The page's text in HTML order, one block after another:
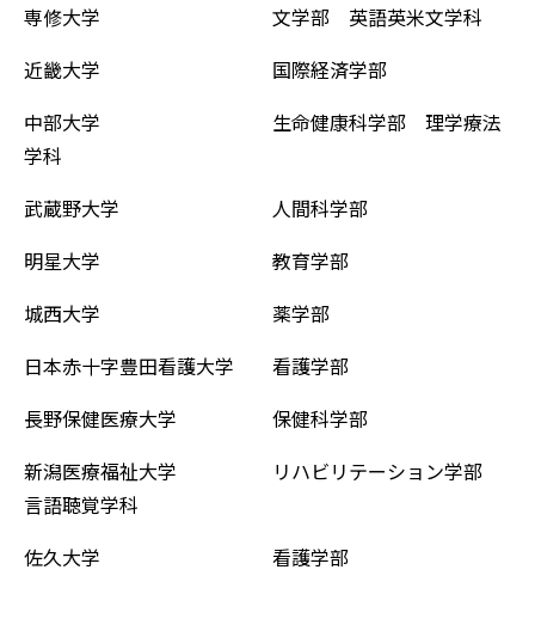
専修大学 文学部 英語英米文学科
近畿大学 国際経済学部
中部大学 生命健康科学部 理学療法
学科
武蔵野大学 人間科学部
明星大学 教育学部
城西大学 薬学部
日本赤十字豊田看護大学 看護学部
長野保健医療大学 保健科学部
新潟医療福祉大学 リハビリテーション学部
言語聴覚学科
佐久大学 看護学部